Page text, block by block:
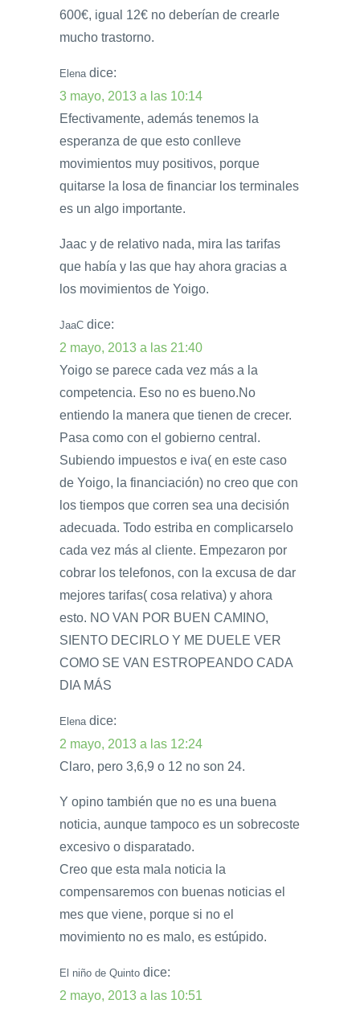
600€, igual 12€ no deberían de crearle
mucho trastorno.
Elena dice:
3 mayo, 2013 a las 10:14
Efectivamente, además tenemos la
esperanza de que esto conlleve
movimientos muy positivos, porque
quitarse la losa de financiar los terminales
es un algo importante.
Jaac y de relativo nada, mira las tarifas
que había y las que hay ahora gracias a
los movimientos de Yoigo.
JaaC dice:
2 mayo, 2013 a las 21:40
Yoigo se parece cada vez más a la
competencia. Eso no es bueno.No
entiendo la manera que tienen de crecer.
Pasa como con el gobierno central.
Subiendo impuestos e iva( en este caso
de Yoigo, la financiación) no creo que con
los tiempos que corren sea una decisión
adecuada. Todo estriba en complicarselo
cada vez más al cliente. Empezaron por
cobrar los telefonos, con la excusa de dar
mejores tarifas( cosa relativa) y ahora
esto. NO VAN POR BUEN CAMINO,
SIENTO DECIRLO Y ME DUELE VER
COMO SE VAN ESTROPEANDO CADA
DIA MÁS
Elena dice:
2 mayo, 2013 a las 12:24
Claro, pero 3,6,9 o 12 no son 24.
Y opino también que no es una buena
noticia, aunque tampoco es un sobrecoste
excesivo o disparatado.
Creo que esta mala noticia la
compensaremos con buenas noticias el
mes que viene, porque si no el
movimiento no es malo, es estúpido.
El niño de Quinto dice:
2 mayo, 2013 a las 10:51